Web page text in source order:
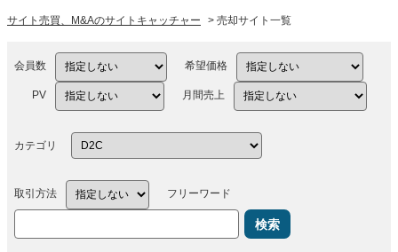
サイト売買、M&Aのサイトキャッチャー > 売却サイト一覧
会員数 希望価格
PV 月間売上
カテゴリ
取引方法 フリーワード
検索